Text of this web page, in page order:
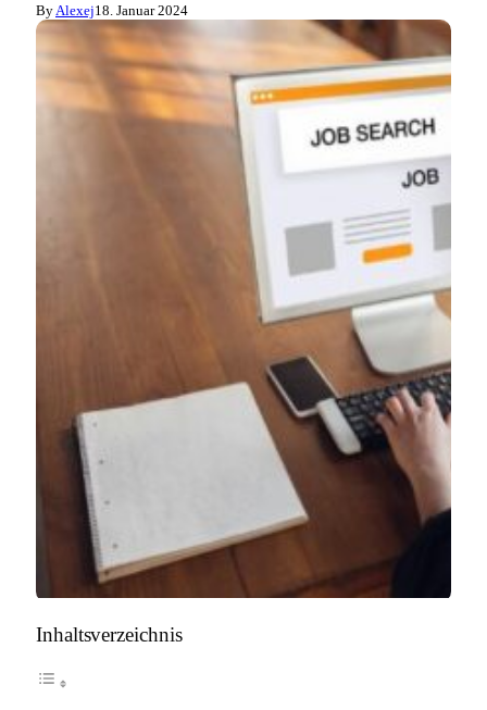
By Alexej18. Januar 2024
Inhaltsverzeichnis